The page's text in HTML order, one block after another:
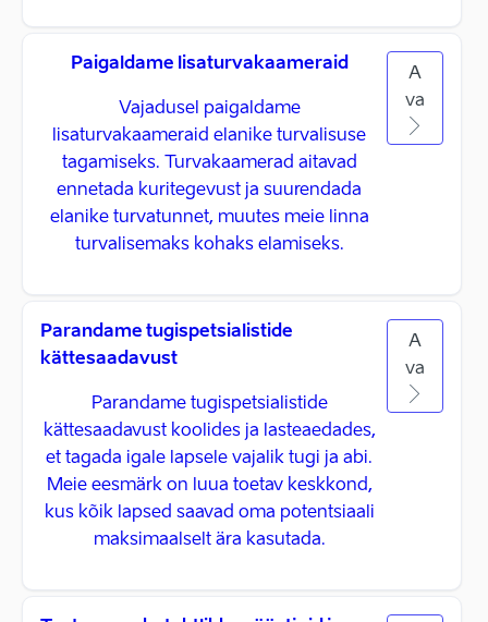
Paigaldame lisaturvakaameraid
Vajadusel paigaldame
lisaturvakaameraid elanike turvalisuse
tagamiseks. Turvakaamerad aitavad
ennetada kuritegevust ja suurendada
elanike turvatunnet, muutes meie linna
turvalisemaks kohaks elamiseks.
A
va
Parandame tugispetsialistide
kättesaadavust
Parandame tugispetsialistide
kättesaadavust koolides ja lasteaedades,
et tagada igale lapsele vajalik tugi ja abi.
Meie eesmärk on luua toetav keskkond,
kus kõik lapsed saavad oma potentsiaali
maksimaalselt ära kasutada.
A
va